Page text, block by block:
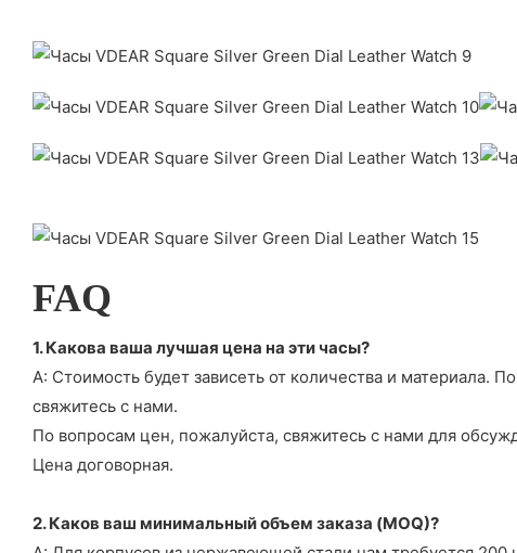
FAQ
1. Какова ваша лучшая цена на эти часы?
А: Стоимость будет зависеть от количества и материала.
свяжитесь с нами.
По вопросам цен, пожалуйста, свяжитесь с нами для
Цена договорная.
2. Каков ваш минимальный объем заказа (MOQ)?